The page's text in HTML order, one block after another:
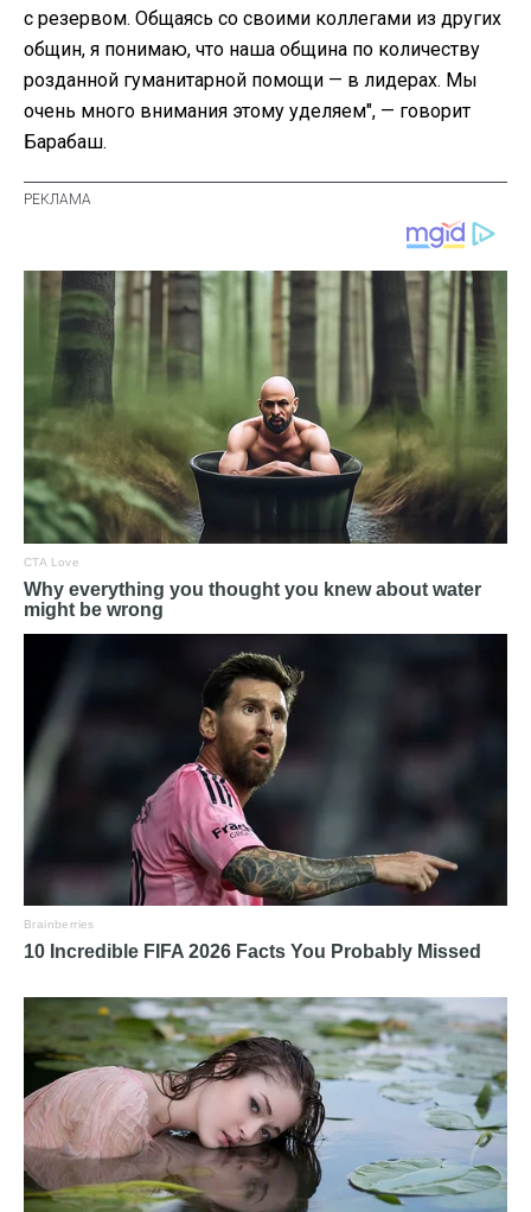
с резервом. Общаясь со своими коллегами из других
общин, я понимаю, что наша община по количеству
розданной гуманитарной помощи — в лидерах. Мы
очень много внимания этому уделяем", — говорит
Барабаш.